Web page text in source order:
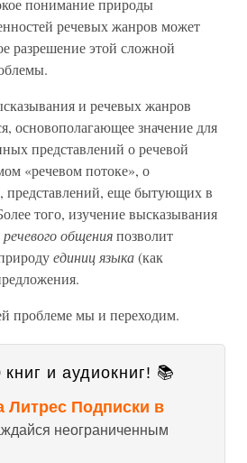
понимание природы
речевых жанров может
разрешение этой сложной
и речевых жанров
основополагающее значение для
представлений о речевой
«речевом потоке», о
еще бытующих в
того, изучение высказывания
общенияпозволит
единиц языка(как
проблеме мы и переходим.
и аудиокниг! 📚
Литрес Подписки в
неограниченным